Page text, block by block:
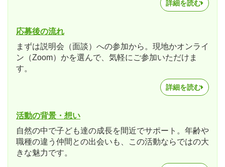
詳細を読む
応募後の流れ
まずは説明会（面談）への参加から。現地かオンライ
ン（Zoom）かを選んで、気軽にご参加いただけま
す。
詳細を読む
活動の背景・想い
自然の中で子ども達の成長を間近でサポート。年齢や
職種の違う仲間との出会いも、この活動ならではの大
きな魅力です。